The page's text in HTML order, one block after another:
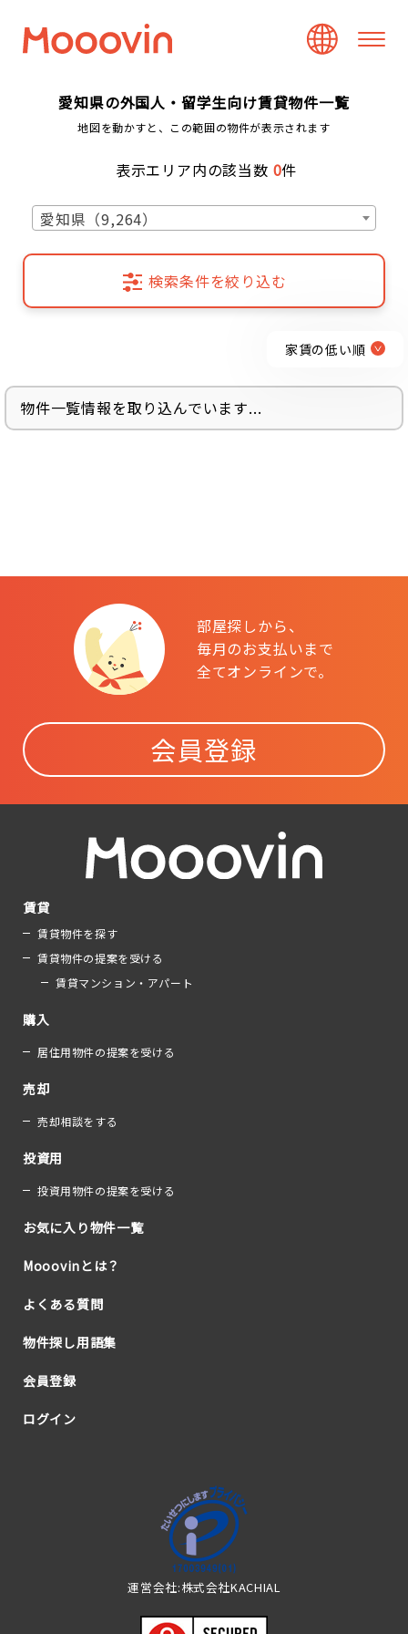
愛知県の外国人・留学生向け賃貸物件一覧
地図を動かすと、この範囲の物件が表示されます
表示エリア内の該当数 0件
愛知県（9,264）
検索条件を絞り込む
家賃の低い順
物件一覧情報を取り込んでいます...
部屋探しから、
毎月のお支払いまで
全てオンラインで。
会員登録
賃貸
賃貸物件を探す
賃貸物件の提案を受ける
賃貸マンション・アパート
購入
居住用物件の提案を受ける
売却
売却相談をする
投資用
投資用物件の提案を受ける
お気に入り物件一覧
Mooovinとは？
よくある質問
物件探し用語集
会員登録
ログイン
運営会社:株式会社KACHIAL